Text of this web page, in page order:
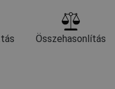
Összehasonlítás